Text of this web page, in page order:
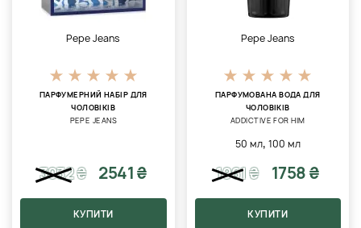
Pepe Jeans
ПАРФУМЕРНИЙ НАБІР ДЛЯ
ЧОЛОВІКІВ
PEPE JEANS
3032₴ 2541 ₴
КУПИТИ
Pepe Jeans
ПАРФУМОВАНА ВОДА ДЛЯ
ЧОЛОВІКІВ
ADDICTIVE FOR HIM
50 мл, 100 мл
1961₴ 1758 ₴
КУПИТИ